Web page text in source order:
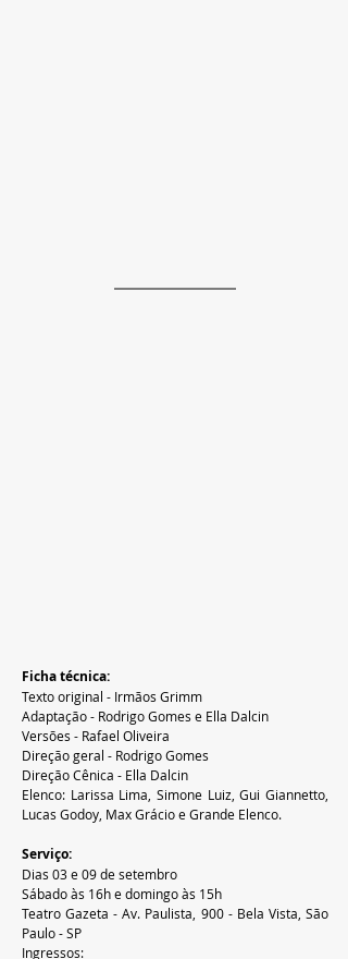
Ficha técnica:
Texto original - Irmãos Grimm
Adaptação - Rodrigo Gomes e Ella Dalcin
Versões - Rafael Oliveira
Direção geral - Rodrigo Gomes
Direção Cênica - Ella Dalcin
Elenco: Larissa Lima, Simone Luiz, Gui Giannetto,
Lucas Godoy, Max Grácio e Grande Elenco.
Serviço:
Dias 03 e 09 de setembro
Sábado às 16h e domingo às 15h
Teatro Gazeta - Av. Paulista, 900 - Bela Vista, São
Paulo - SP